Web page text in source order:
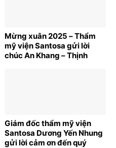
Mừng xuân 2025 – Thẩm
mỹ viện Santosa gửi lời
chúc An Khang – Thịnh
Giám đốc thẩm mỹ viện
Santosa Dương Yến Nhung
gửi lời cảm ơn đến quý